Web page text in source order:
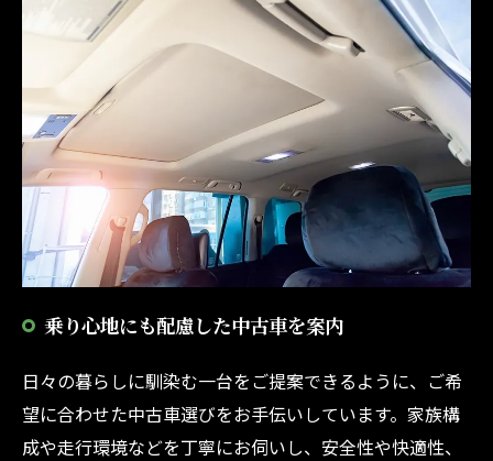
乗り心地にも配慮した中古車を案内
日々の暮らしに馴染む一台をご提案できるように、ご希
望に合わせた中古車選びをお手伝いしています。家族構
成や走行環境などを丁寧にお伺いし、安全性や快適性、